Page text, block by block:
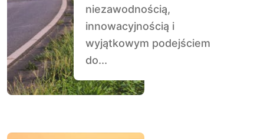
niezawodnością,
innowacyjnością i
wyjątkowym podejściem
do...